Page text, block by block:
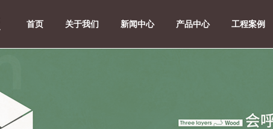
首页 关于我们 新闻中心 产品中心 工程案例